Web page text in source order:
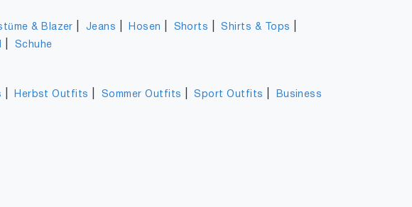
& Blazer Jeans Hosen Shorts |Shirts & Tops
Schuhe
Herbst Outfits Sommer Outfits |Sport Outfits
Business